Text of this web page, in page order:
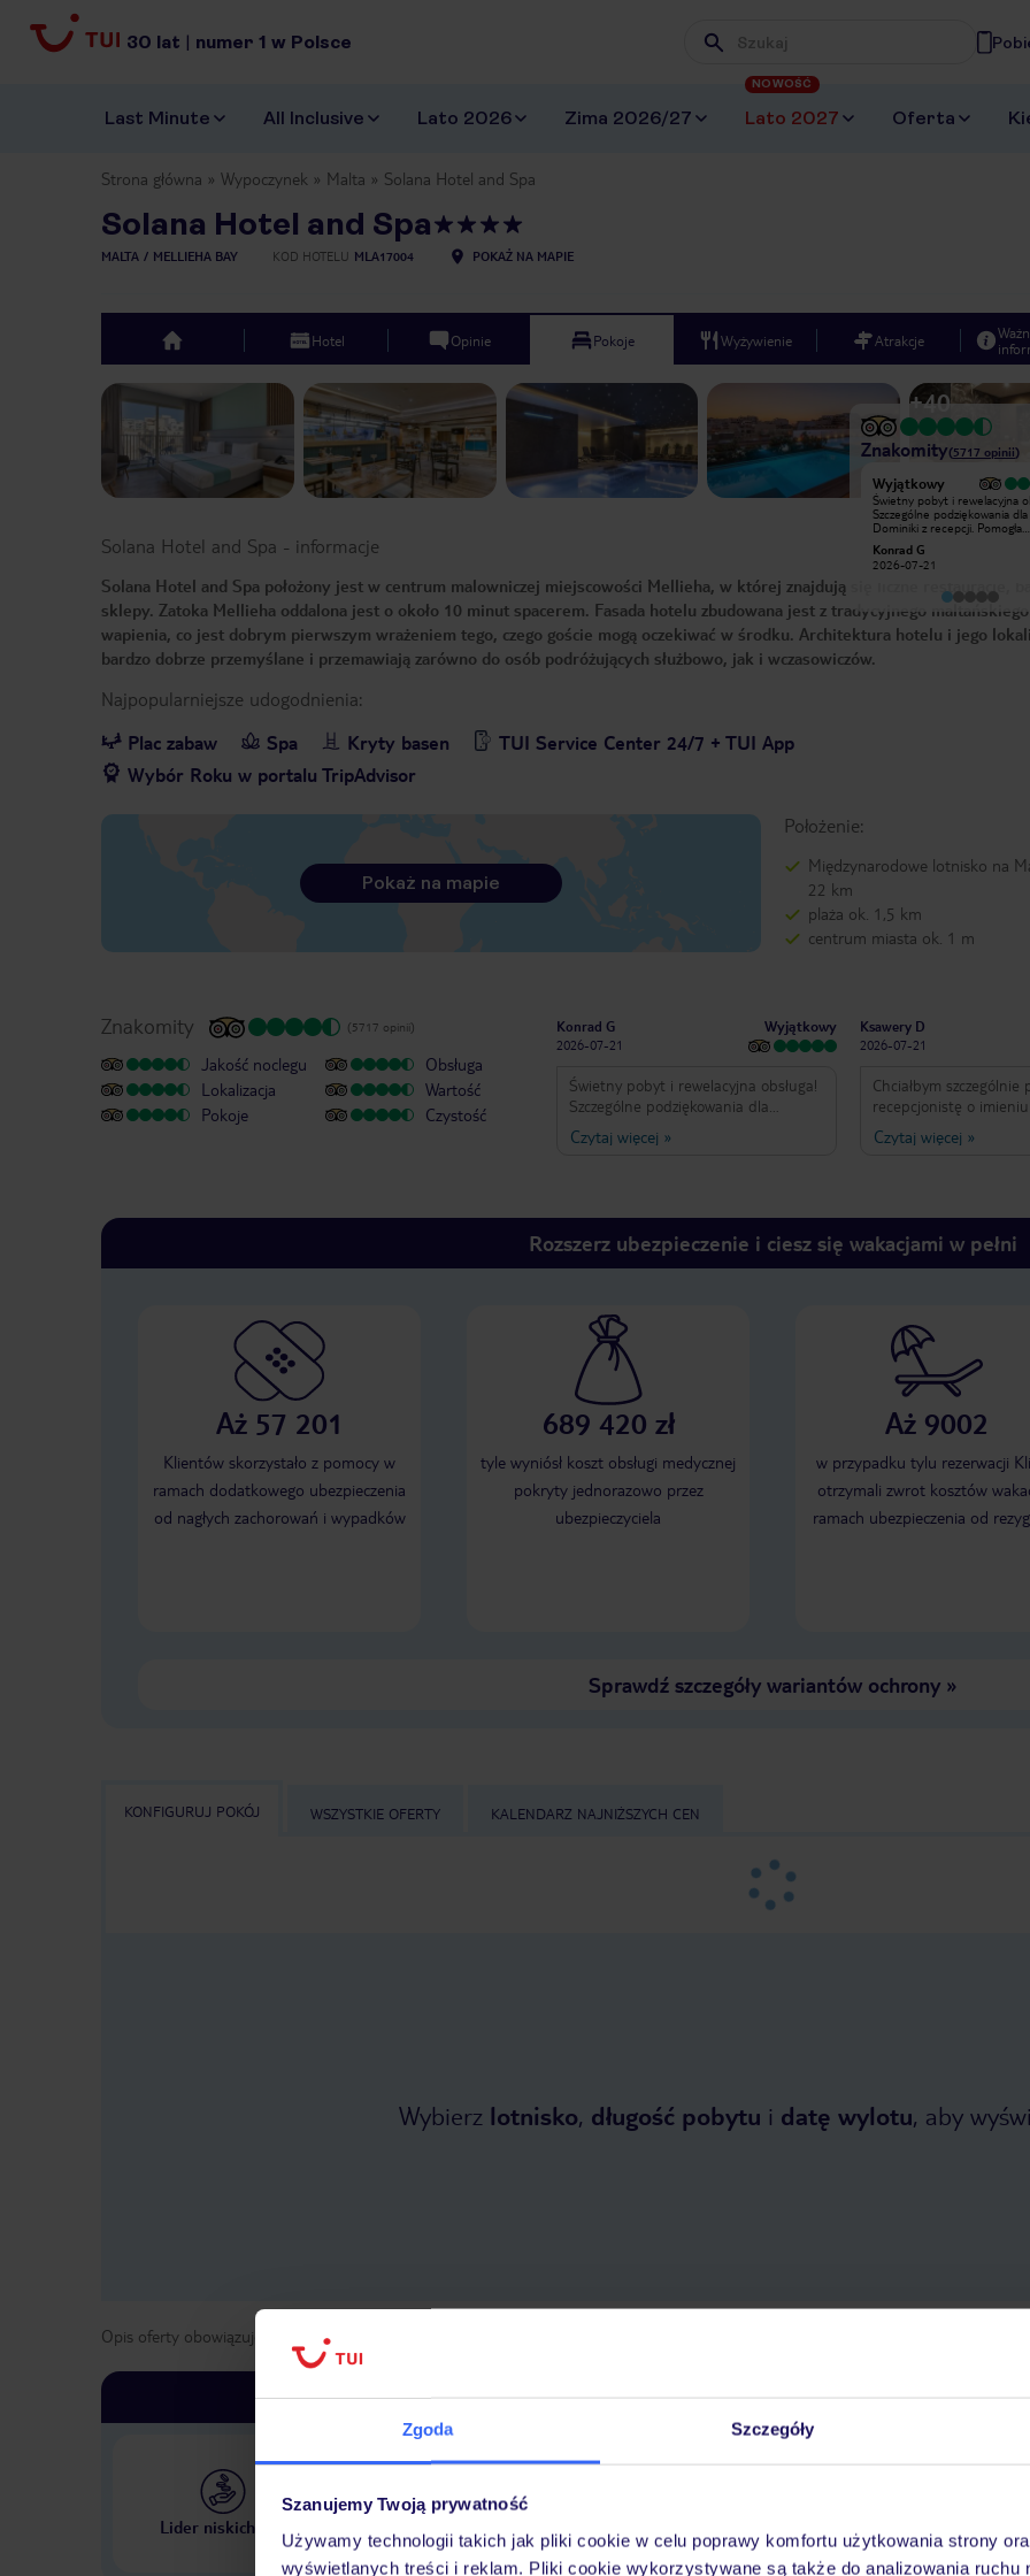
Zgoda Szczegóły
Szanujemy Twoją prywatność
Używamy technologii takich jak pliki cookie w celu poprawy komfortu użytkowania strony
wyświetlanych treści i reklam. Pliki cookie wykorzystywane są także do analizowania ruchu
30 lat | numer 1 w Polsce Wpisz frazę, której szukasz
Last Minute All Inclusive Lato 2026 Zima 2026/27 Lato 2027
NOWOŚĆ
Oferta
Strona główna Wypoczynek Malta Solana Hotel and Spa
Solana Hotel and Spa
MALTA MELLIEHA BAY KOD HOTELU MLA17004 POKAŻ NA MAPIE
top Hotel Opinie Pokoje Wyżywienie Atrakcje
Previous slide +40
Znakomity(5717 opinii)
Wyjątkowy
Hotel i obsługa godne polecenia,
Wyjątkowy
Świetny pobyt i rewelacyjna
Szczególne podziękowania dla
Dominiki z recepcji. Pomogła
grupę i zadbała o to, żeby cały
proces przebiegł szybko i bez
uśmiechnięta przez cały czas.
obsługa naprawdę robi różnicę
sprawia, że już od pierwszych
można poczuć się mile
Zdecydowanie polecamy to
Konrad G
2026-07-21
Solana Hotel and Spa - informacje
Solana Hotel and Spa położony jest w centrum malowniczej miejscowości Mellieha, w której znajdują się liczne restauracje,
sklepy. Zatoka Mellieha oddalona jest o około 10 minut spacerem. Fasada hotelu zbudowana jest z tradycyjnego maltańskiego
wapienia, co jest dobrym pierwszym wrażeniem tego, czego goście mogą oczekiwać w środku. Architektura hotelu i jego
bardzo dobrze przemyślane i przemawiają zarówno do osób podróżujących służbowo, jak i wczasowiczów.
Najpopularniejsze udogodnienia:
Plac zabaw
Spa Kryty basen
TUI Service Center 24/7 + TUI App
Wybór Roku w portalu TripAdvisor
Położenie:
Międzynarodowe lotnisko na
22 km
plaża ok. 1,5 km
centrum miasta ok. 1 m
Pokaż na mapie
Znakomity (5717 opinii)
Jakość noclegu
Lokalizacja
Pokoje
Obsługa
Wartość
Czystość
Konrad G
2026-07-21
Wyjątkowy
Świetny pobyt i rewelacyjna obsługa!
Szczególne podziękowania dla
Dominiki z recepcji. Pomogła sprawnie
zameldować naszą dużą grupę i
obsługa naprawdę robi różnicę i
sprawia, że już od pierwszych chwil
Dziękujemy, Dominiko! Zdecydowanie
polecamy to miejsce.
Czytaj więcej »
Ksawery D
2026-07-21
Chciałbym szczególnie
recepcjonistę o imieniu
absolutnie miły,
zawsze uśmiechnięty
między innymi właśnie
świetnemu
Czytaj więcej »
Rozszerz ubezpieczenie i ciesz się wakacjami w pełni
Aż 57 201
Klientów skorzystało z pomocy w
ramach dodatkowego ubezpieczenia
od nagłych zachorowań i wypadków
689 420 zł
tyle wyniósł koszt obsługi medycznej
pokryty jednorazowo przez
ubezpieczyciela
Aż 9002
w przypadku tylu rezerwacji
otrzymali zwrot kosztów
ramach ubezpieczenia od
Sprawdź szczegóły wariantów ochrony»
KONFIGURUJ POKÓJ WSZYSTKIE OFERTY KALENDARZ NAJNIŻSZYCH CEN
Wybierz lotnisko, długość pobytu i datę wylotu, aby
Opis oferty obowiązuje dla wyjazdów w terminie
Dlaczego warto wybrać TUI?
Lider niskich cen
Największe biuro podróży
w Polsce
wakacjach 24/7